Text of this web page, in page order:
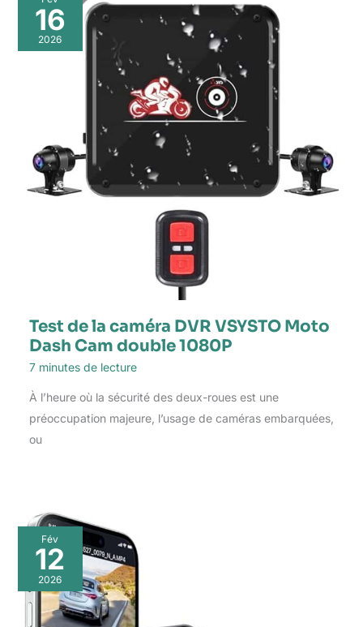
16
2026
Test de la caméra DVR VSYSTO Moto
Dash Cam double 1080P
7 minutes de lecture
À l’heure où la sécurité des deux-roues est une
préoccupation majeure, l’usage de caméras embarquées,
ou
Fév
12
2026